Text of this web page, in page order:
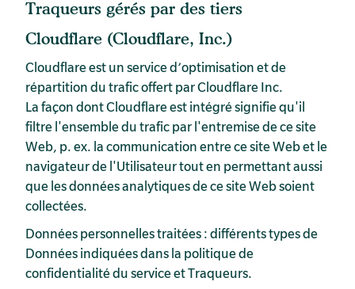
Traqueurs gérés par des tiers
Cloudflare (Cloudflare, Inc.)
Cloudflare est un service d’optimisation et de
répartition du trafic offert par Cloudflare Inc.
La façon dont Cloudflare est intégré signifie qu'il
filtre l'ensemble du trafic par l'entremise de ce site
Web, p. ex. la communication entre ce site Web et le
navigateur de l'Utilisateur tout en permettant aussi
que les données analytiques de ce site Web soient
collectées.
Données personnelles traitées : différents types de
Données indiquées dans la politique de
confidentialité du service et Traqueurs.